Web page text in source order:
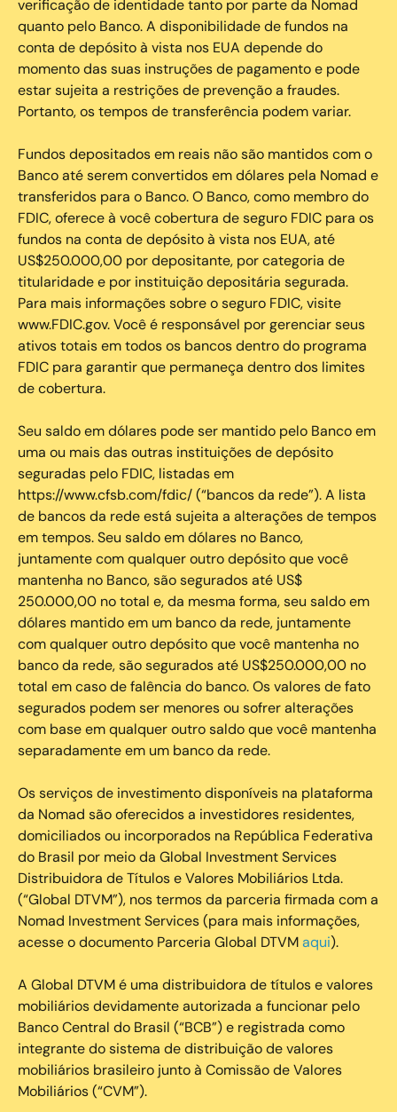
verificação de identidade tanto por parte da Nomad
quanto pelo Banco. A disponibilidade de fundos na
conta de depósito à vista nos EUA depende do
momento das suas instruções de pagamento e pode
estar sujeita a restrições de prevenção a fraudes.
Portanto, os tempos de transferência podem variar.
Fundos depositados em reais não são mantidos com o
Banco até serem convertidos em dólares pela Nomad e
transferidos para o Banco. O Banco, como membro do
FDIC, oferece à você cobertura de seguro FDIC para os
fundos na conta de depósito à vista nos EUA, até
US$250.000,00 por depositante, por categoria de
titularidade e por instituição depositária segurada.
Para mais informações sobre o seguro FDIC, visite
www.FDIC.gov. Você é responsável por gerenciar seus
ativos totais em todos os bancos dentro do programa
FDIC para garantir que permaneça dentro dos limites
de cobertura.
Seu saldo em dólares pode ser mantido pelo Banco em
uma ou mais das outras instituições de depósito
seguradas pelo FDIC, listadas em
https://www.cfsb.com/fdic/ (“bancos da rede”). A lista
de bancos da rede está sujeita a alterações de tempos
em tempos. Seu saldo em dólares no Banco,
juntamente com qualquer outro depósito que você
mantenha no Banco, são segurados até US$
250.000,00 no total e, da mesma forma, seu saldo em
dólares mantido em um banco da rede, juntamente
com qualquer outro depósito que você mantenha no
banco da rede, são segurados até US$250.000,00 no
total em caso de falência do banco. Os valores de fato
segurados podem ser menores ou sofrer alterações
com base em qualquer outro saldo que você mantenha
separadamente em um banco da rede.
Os serviços de investimento disponíveis na plataforma
da Nomad são oferecidos a investidores residentes,
domiciliados ou incorporados na República Federativa
do Brasil por meio da Global Investment Services
Distribuidora de Títulos e Valores Mobiliários Ltda.
(“Global DTVM”), nos termos da parceria firmada com a
Nomad Investment Services (para mais informações,
acesse o documento Parceria Global DTVMaqui).
A Global DTVM é uma distribuidora de títulos e valores
mobiliários devidamente autorizada a funcionar pelo
Banco Central do Brasil (“BCB”) e registrada como
integrante do sistema de distribuição de valores
mobiliários brasileiro junto à Comissão de Valores
Mobiliários (“CVM”).